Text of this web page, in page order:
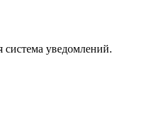
система уведомлений.